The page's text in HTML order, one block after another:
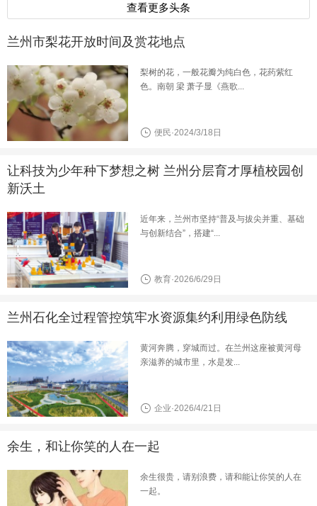
查看更多头条
兰州市梨花开放时间及赏花地点
梨树的花，一般花瓣为纯白色，花药紫红
色。南朝 梁 萧子显《燕歌...
便民·2024/3/18日
让科技为少年种下梦想之树 兰州分层育才厚植校园创
新沃土
近年来，兰州市坚持“普及与拔尖并重、基础
与创新结合”，搭建“...
教育·2026/6/29日
兰州石化全过程管控筑牢水资源集约利用绿色防线
黄河奔腾，穿城而过。在兰州这座被黄河母
亲滋养的城市里，水是发...
企业·2026/4/21日
余生，和让你笑的人在一起
余生很贵，请别浪费，请和能让你笑的人在
一起。